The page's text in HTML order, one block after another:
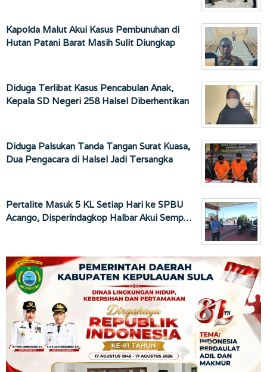
Kapolda Malut Akui Kasus Pembunuhan di
Hutan Patani Barat Masih Sulit Diungkap
Diduga Terlibat Kasus Pencabulan Anak,
Kepala SD Negeri 258 Halsel Diberhentikan
Diduga Palsukan Tanda Tangan Surat Kuasa,
Dua Pengacara di Halsel Jadi Tersangka
Pertalite Masuk 5 KL Setiap Hari ke SPBU
Acango, Disperindagkop Halbar Akui Semp…